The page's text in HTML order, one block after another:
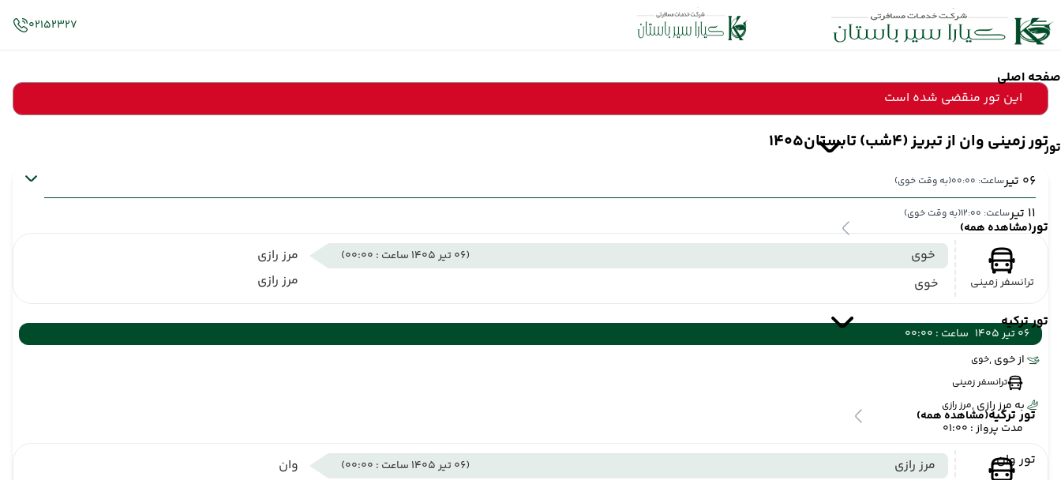
صفحه اصلی
تور
تور(مشاهده همه)
تور ترکیه
تور ترکیه(مشاهده همه)
تور وان
02152327
این تور منقضی شده است
تور زمینی وان از تبریز (4شب) تابستان1405
06 تیر ساعت: 00:00 (به وقت خوی)
11 تیر ساعت: 12:00 (به وقت خوی)
ترانسفر زمینی
خوی (06 تیر 1405 ساعت : 00:00)
خوی
مرز رازی
مرز رازی
06 تیر 1405
ساعت : 00:00
از خوی ,خوی
ترانسفر زمینی
به مرز رازی ,مرز رازی
مدت پرواز : 01:00
مرز رازی (06 تیر 1405 ساعت : 00:00)
وان